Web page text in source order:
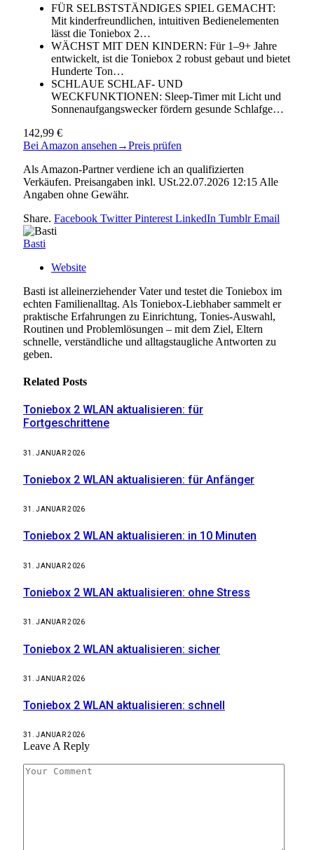
FÜR SELBSTSTÄNDIGES SPIEL GEMACHT:
Mit kinderfreundlichen, intuitiven Bedienelementen
lässt die Toniebox 2…
WÄCHST MIT DEN KINDERN: Für 1–9+ Jahre
entwickelt, ist die Toniebox 2 robust gebaut und bietet
Hunderte Ton…
SCHLAUE SCHLAF- UND
WECKFUNKTIONEN: Sleep-Timer mit Licht und
Sonnenaufgangswecker fördern gesunde Schlafge…
142,99 €
Bei Amazon ansehen →Preis prüfen
Als Amazon-Partner verdiene ich an qualifizierten
Verkäufen. Preisangaben inkl. USt.22.07.2026 12:15 Alle
Angaben ohne Gewähr.
Share. Facebook Twitter Pinterest LinkedIn Tumblr Email
Basti
Website
Basti ist alleinerziehender Vater und testet die Toniebox im
echten Familienalltag. Als Toniebox-Liebhaber sammelt er
praktische Erfahrungen zu Einrichtung, Tonies-Auswahl,
Routinen und Problemlösungen – mit dem Ziel, Eltern
schnelle, verständliche und alltagstaugliche Antworten zu
geben.
Related Posts
Toniebox 2 WLAN aktualisieren: für
Fortgeschrittene
31. JANUAR 2026
Toniebox 2 WLAN aktualisieren: für Anfänger
31. JANUAR 2026
Toniebox 2 WLAN aktualisieren: in 10 Minuten
31. JANUAR 2026
Toniebox 2 WLAN aktualisieren: ohne Stress
31. JANUAR 2026
Toniebox 2 WLAN aktualisieren: sicher
31. JANUAR 2026
Toniebox 2 WLAN aktualisieren: schnell
31. JANUAR 2026
Leave A Reply